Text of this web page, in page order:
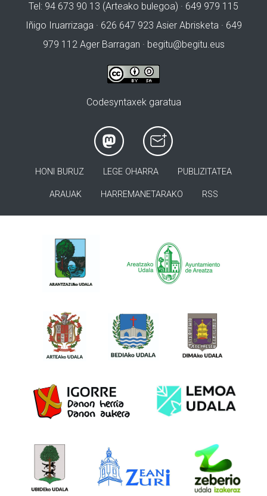
Tel: 94 673 90 13 (Arteako bulegoa) · 649 979 115
Iñigo Iruarrizaga · 626 647 923 Asier Abrisketa · 649
979 112 Ager Barragan · begitu@begitu.eus
Codesyntaxek garatua
HONI BURUZ LEGE OHARRA PUBLIZITATEA
ARAUAK HARREMANETARAKO RSS